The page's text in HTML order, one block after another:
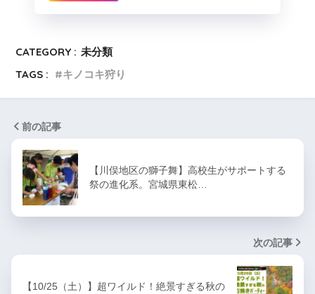
CATEGORY : 未分類
TAGS :
キノコキ狩り
前の記事
【川俣地区の獅子舞】高校生がサポートする
祭の進化系。宮城県東松…
次の記事
【10/25（土）】超ワイルド！絶景すぎる秋の